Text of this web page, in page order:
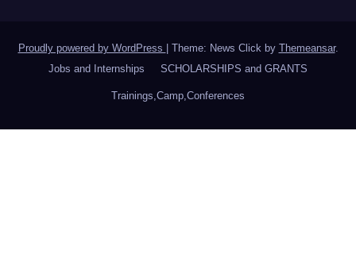
Proudly powered by WordPress Theme: News Click by Themeansar.
Jobs and Internships
SCHOLARSHIPS and GRANTS
Trainings,Camp,Conferences